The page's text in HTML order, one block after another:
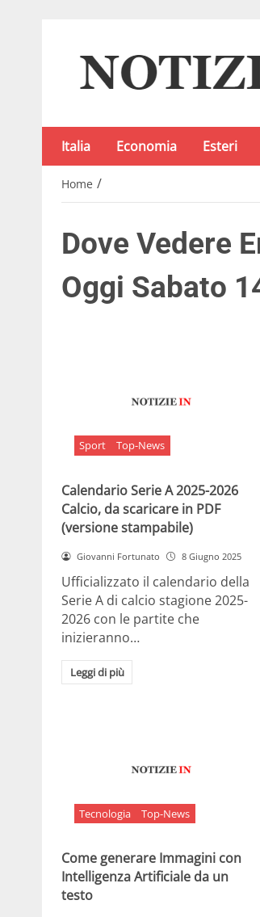
Italia Economia Esteri
Home /
Dove Vedere
Oggi Sabato
Sport Top-News
Calendario Serie A 2025-2026
Calcio, da scaricare in PDF
(versione stampabile)
Giovanni Fortunato 8 Giugno 2025
Ufficializzato il calendario della
Serie A di calcio stagione 2025-
2026 con le partite che
inizieranno…
Leggi di più
Tecnologia Top-News
Come generare Immagini con
Intelligenza Artificiale da un
testo